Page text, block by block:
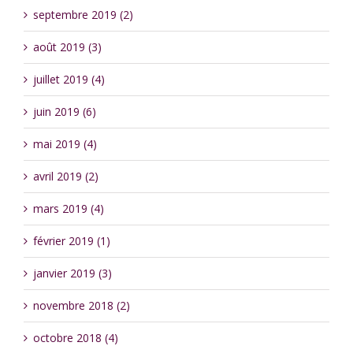
septembre 2019 (2)
août 2019 (3)
juillet 2019 (4)
juin 2019 (6)
mai 2019 (4)
avril 2019 (2)
mars 2019 (4)
février 2019 (1)
janvier 2019 (3)
novembre 2018 (2)
octobre 2018 (4)